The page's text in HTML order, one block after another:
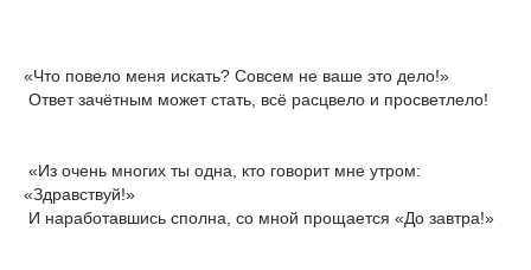
«Что повело меня искать? Совсем не ваше это дело!»
Ответ зачётным может стать, всё расцвело и просветлело!
«Из очень многих ты одна, кто говорит мне утром:
«Здравствуй!»
И наработавшись сполна, со мной прощается «До завтра!»